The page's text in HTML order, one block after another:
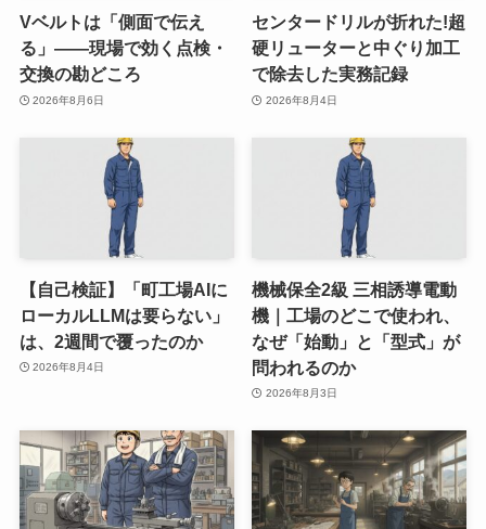
Vベルトは「側面で伝え
る」——現場で効く点検・
交換の勘どころ
2026年8月6日
センタードリルが折れた!超
硬リューターと中ぐり加工
で除去した実務記録
2026年8月4日
【自己検証】「町工場AIに
ローカルLLMは要らない」
は、2週間で覆ったのか
2026年8月4日
機械保全2級 三相誘導電動
機｜工場のどこで使われ、
なぜ「始動」と「型式」が
問われるのか
2026年8月3日